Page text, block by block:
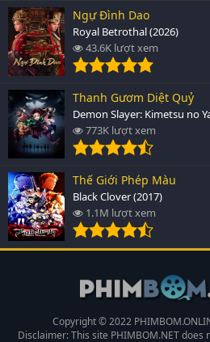
Ngự Đình Dao
Royal Betrothal (2026)
43.6K lượt xem
Thanh Gươm Diệt Quỷ
Demon Slayer: Kimetsu no
773K lượt xem
Thế Giới Phép Màu
Black Clover (2017)
1.1M lượt xem
Copyright © 2022
Disclaimer: This site PHIMBOM.NETdoes